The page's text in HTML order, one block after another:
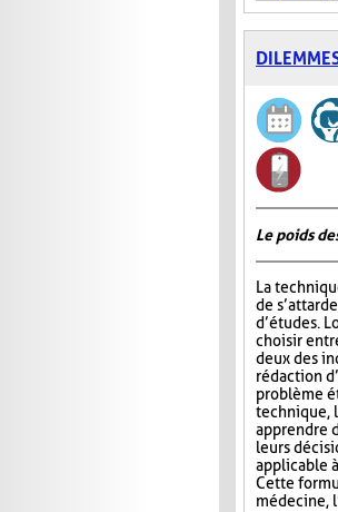
Le poids
La
de
d’études.
choisir
deux des
rédaction
problème
technique,
apprendre
leurs
applicable
Cette
médecine,